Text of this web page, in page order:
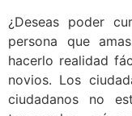
¿Deseas poder
persona que
hacerlo realidad
novios. Los
ciudadanos no